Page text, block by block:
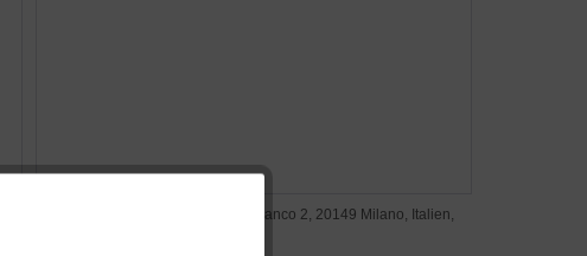
Hersteller: Nemo S.r.l., Via Monte Bianco 2, 20149 Milano, Italien,